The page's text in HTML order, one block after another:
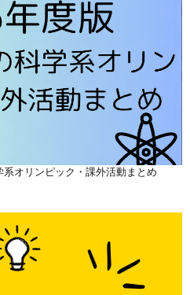
オリンピック・課外活動まとめ